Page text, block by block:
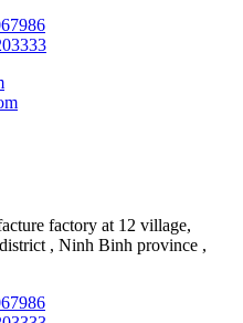
factory at 12 village,
, Ninh Binh province ,